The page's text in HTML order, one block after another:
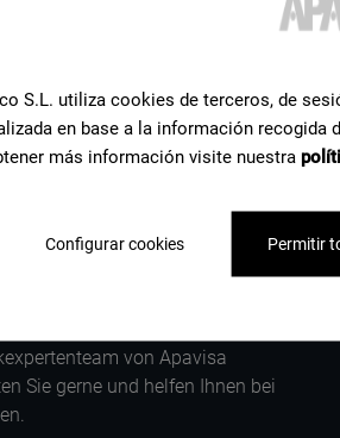
Hilfe
von Apavisa
Sie gerne und helfen Ihnen bei
S.L. utiliza cookies de terceros, de
en base a la información
más información visite nuestra
Configurar cookies Permitir